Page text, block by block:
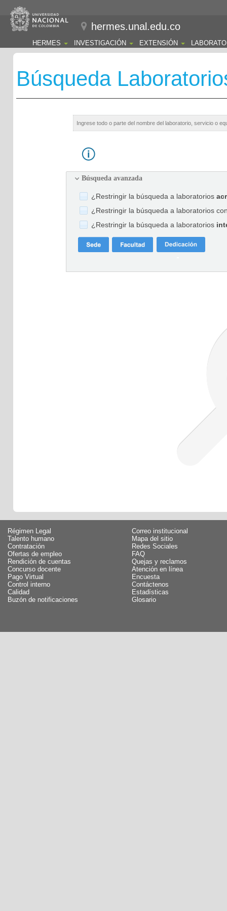
hermes.unal.edu.co
HERMES INVESTIGACIÓN EXTENSIÓN
Búsqueda
Búsqueda avanzada
¿Restringir la búsqueda a laboratorios
¿Restringir la búsqueda a laboratorios
¿Restringir la búsqueda a laboratorios
Régimen Legal
Talento humano
Contratación
Ofertas de empleo
Rendición de cuentas
Concurso docente
Pago Virtual
Control interno
Calidad
Buzón de notificaciones
Correo institucional
Mapa del sitio
Redes Sociales
FAQ
Quejas y reclamos
Atención en línea
Encuesta
Contáctenos
Estadísticas
Glosario